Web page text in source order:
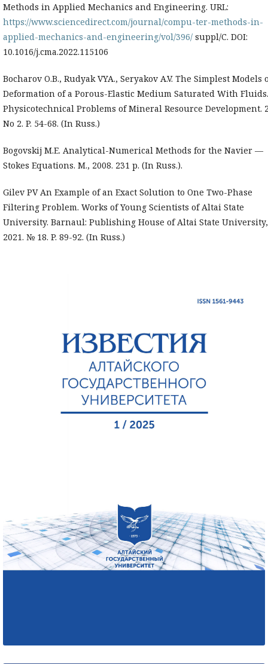
Methods in Applied Mechanics and Engineering. URL:
https://www.sciencedirect.com/journal/compu-ter-methods-in-
applied-mechanics-and-engineering/vol/396/ suppl/C. DOI:
10.1016/j.cma.2022.115106
Bocharov O.B., Rudyak VYA., Seryakov A.V. The Simplest Models
Deformation of a Porous-Elastic Medium Saturated With Fluids.
Physicotechnical Problems of Mineral Resource Development.
No 2. P. 54-68. (In Russ.)
Bogovskij M.E. Analytical-Numerical Methods for the Navier —
Stokes Equations. M., 2008. 231 p. (In Russ.).
Gilev PV An Example of an Exact Solution to One Two-Phase
Filtering Problem. Works of Young Scientists of Altai State
University. Barnaul: Publishing House of Altai State University,
2021. № 18. P. 89-92. (In Russ.)